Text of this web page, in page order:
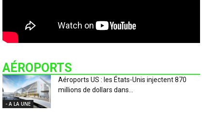
AÉROPORTS
- A LA UNE
Aéroports US : les États-Unis injectent 870
millions de dollars dans...